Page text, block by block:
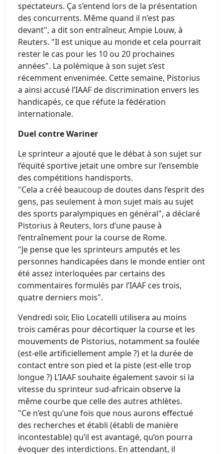
spectateurs. Ça s’entend lors de la présentation
des concurrents. Même quand il n’est pas
devant", a dit son entraîneur, Ampie Louw, à
Reuters. "Il est unique au monde et cela pourrait
rester le cas pour les 10 ou 20 prochaines
années". La polémique à son sujet s’est
récemment envenimée. Cette semaine, Pistorius
a ainsi accusé l’IAAF de discrimination envers les
handicapés, ce que réfute la fédération
internationale.
Duel contre Wariner
Le sprinteur a ajouté que le débat à son sujet sur
l’équité sportive jetait une ombre sur l’ensemble
des compétitions handisports.
"Cela a créé beaucoup de doutes dans l’esprit des
gens, pas seulement à mon sujet mais au sujet
des sports paralympiques en général", a déclaré
Pistorius à Reuters, lors d’une pause à
l’entraînement pour la course de Rome.
"Je pense que les sprinteurs amputés et les
personnes handicapées dans le monde entier ont
été assez interloquées par certains des
commentaires formulés par l’IAAF ces trois,
quatre derniers mois".
Vendredi soir, Elio Locatelli utilisera au moins
trois caméras pour décortiquer la course et les
mouvements de Pistorius, notamment sa foulée
(est-elle artificiellement ample ?) et la durée de
contact entre son pied et la piste (est-elle trop
longue ?) L’IAAF souhaite également savoir si la
vitesse du sprinteur sud-africain observe la
même courbe que celle des autres athlètes.
"Ce n’est qu’une fois que nous aurons effectué
des recherches et établi (établi de manière
incontestable) qu’il est avantagé, qu’on pourra
évoquer des interdictions. En attendant, il